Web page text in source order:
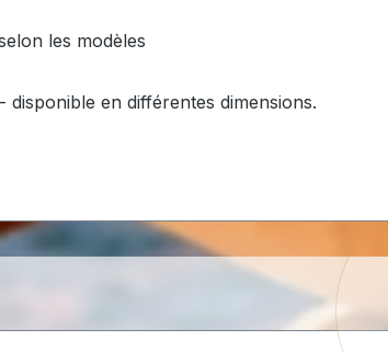
les modèles
en différentes dimensions.